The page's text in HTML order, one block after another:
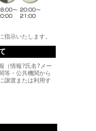
指示いたします。
（情報?氏名?メー
等・公共機関から
譲渡または利用す